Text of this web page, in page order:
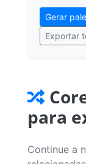
Gerar
Exportar
para
Continue a